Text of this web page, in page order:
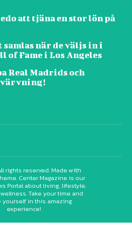
att tjäna en stor lön på
samlas när de väljs in i
of Fame i Los Angeles
Real Madrids och
rights reserved. Made with
Center Magazine is our
Portal about living, lifestyle,
Take your time and
yourself in this amazing
experience!